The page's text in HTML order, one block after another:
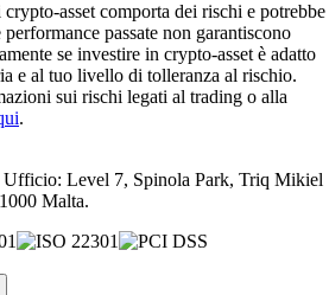
asset comporta dei rischi e potrebbe
passate non garantiscono
se investire in crypto-asset è adatto
e al tuo livello di tolleranza al rischio.
sui rischi legati al trading o alla
.
Ufficio: Level 7, Spinola Park, Triq Mikiel
Malta.